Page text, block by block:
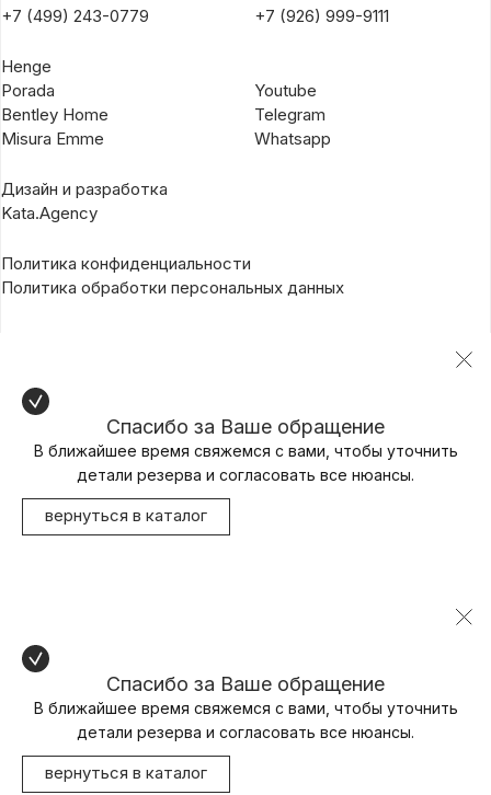
+7 (499) 243-0779
+7 (926) 999-9111
Henge
Porada
Bentley Home
Misura Emme
Youtube
Telegram
Whatsapp
Дизайн и разработка
Kata.Agency
Политика конфиденциальности
Политика обработки персональных данных
Спасибо за Ваше обращение
В ближайшее время свяжемся с вами, чтобы уточнить
детали резерва и согласовать все нюансы.
вернуться в каталог
Спасибо за Ваше обращение
В ближайшее время свяжемся с вами, чтобы уточнить
детали резерва и согласовать все нюансы.
вернуться в каталог